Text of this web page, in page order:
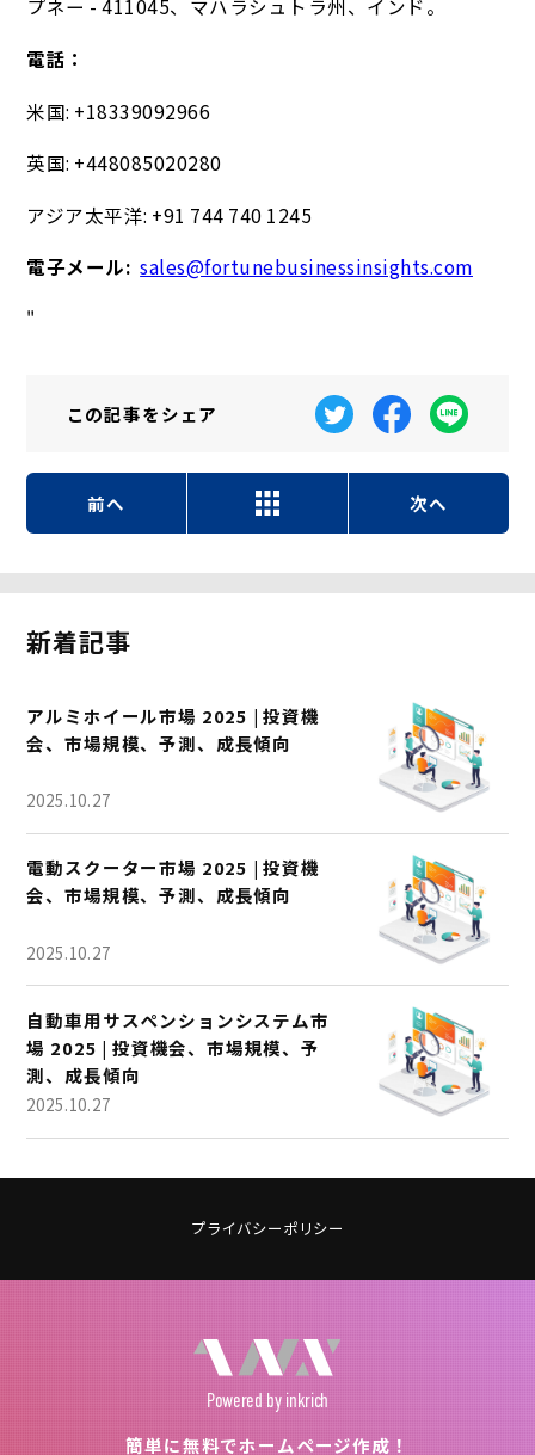
プネー - 411045、マハラシュトラ州、インド。
電話：
米国: +18339092966
英国: +448085020280
アジア太平洋: +91 744 740 1245
電子メール: sales@fortunebusinessinsights.com
"
この記事をシェア
前へ 次へ
新着記事
アルミホイール市場 2025 | 投資機
会、市場規模、予測、成長傾向
2025.10.27
電動スクーター市場 2025 | 投資機
会、市場規模、予測、成長傾向
2025.10.27
自動車用サスペンションシステム市
場 2025 | 投資機会、市場規模、予
測、成長傾向
2025.10.27
プライバシーポリシー
Powered by inkrich
簡単に無料でホームページ作成！